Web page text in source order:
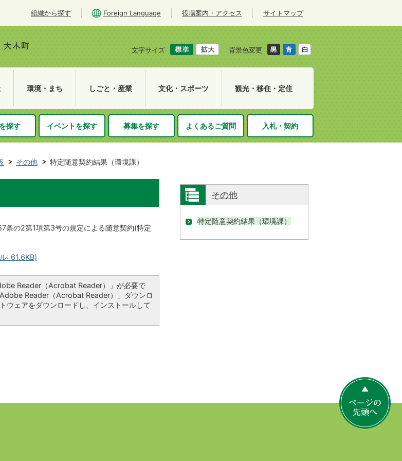
組織から探す Foreign Language 役場案内・アクセス サイトマップ
文字サイズ 背景色変更
環境・まち しごと・産業 文化・スポーツ 観光・移住・定住
探す イベントを探す 募集を探す よくあるご質問 入札・契約
その他 特定随意契約結果（環境課）
条の2第1項第3号の規定による随意契約(特定
: 61.6KB)
Reader（Acrobat Reader）」が必要で
Reader（Acrobat Reader）」ダウンロ
ウェアをダウンロードし、インストールして
その他
特定随意契約結果（環境課）
ー
ジ
の